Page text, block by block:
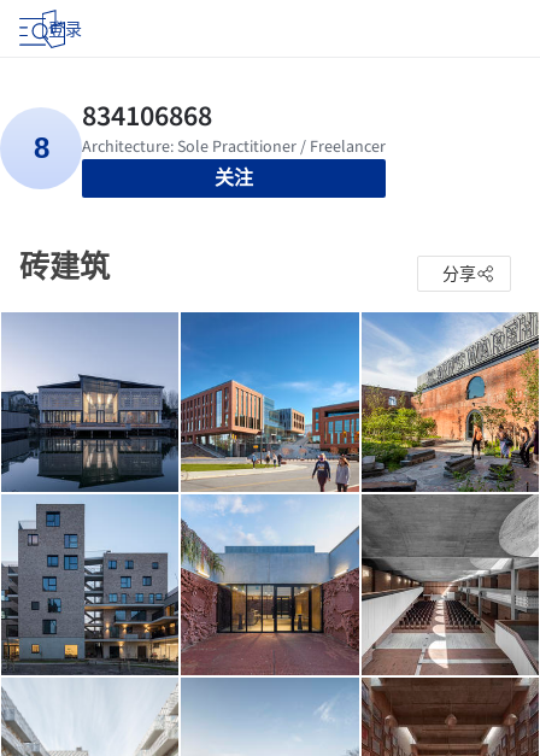
登录
关注
砖建筑 分享